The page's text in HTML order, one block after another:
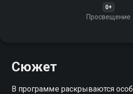
0+
Просвещение
Сюжет
В программе раскрываются